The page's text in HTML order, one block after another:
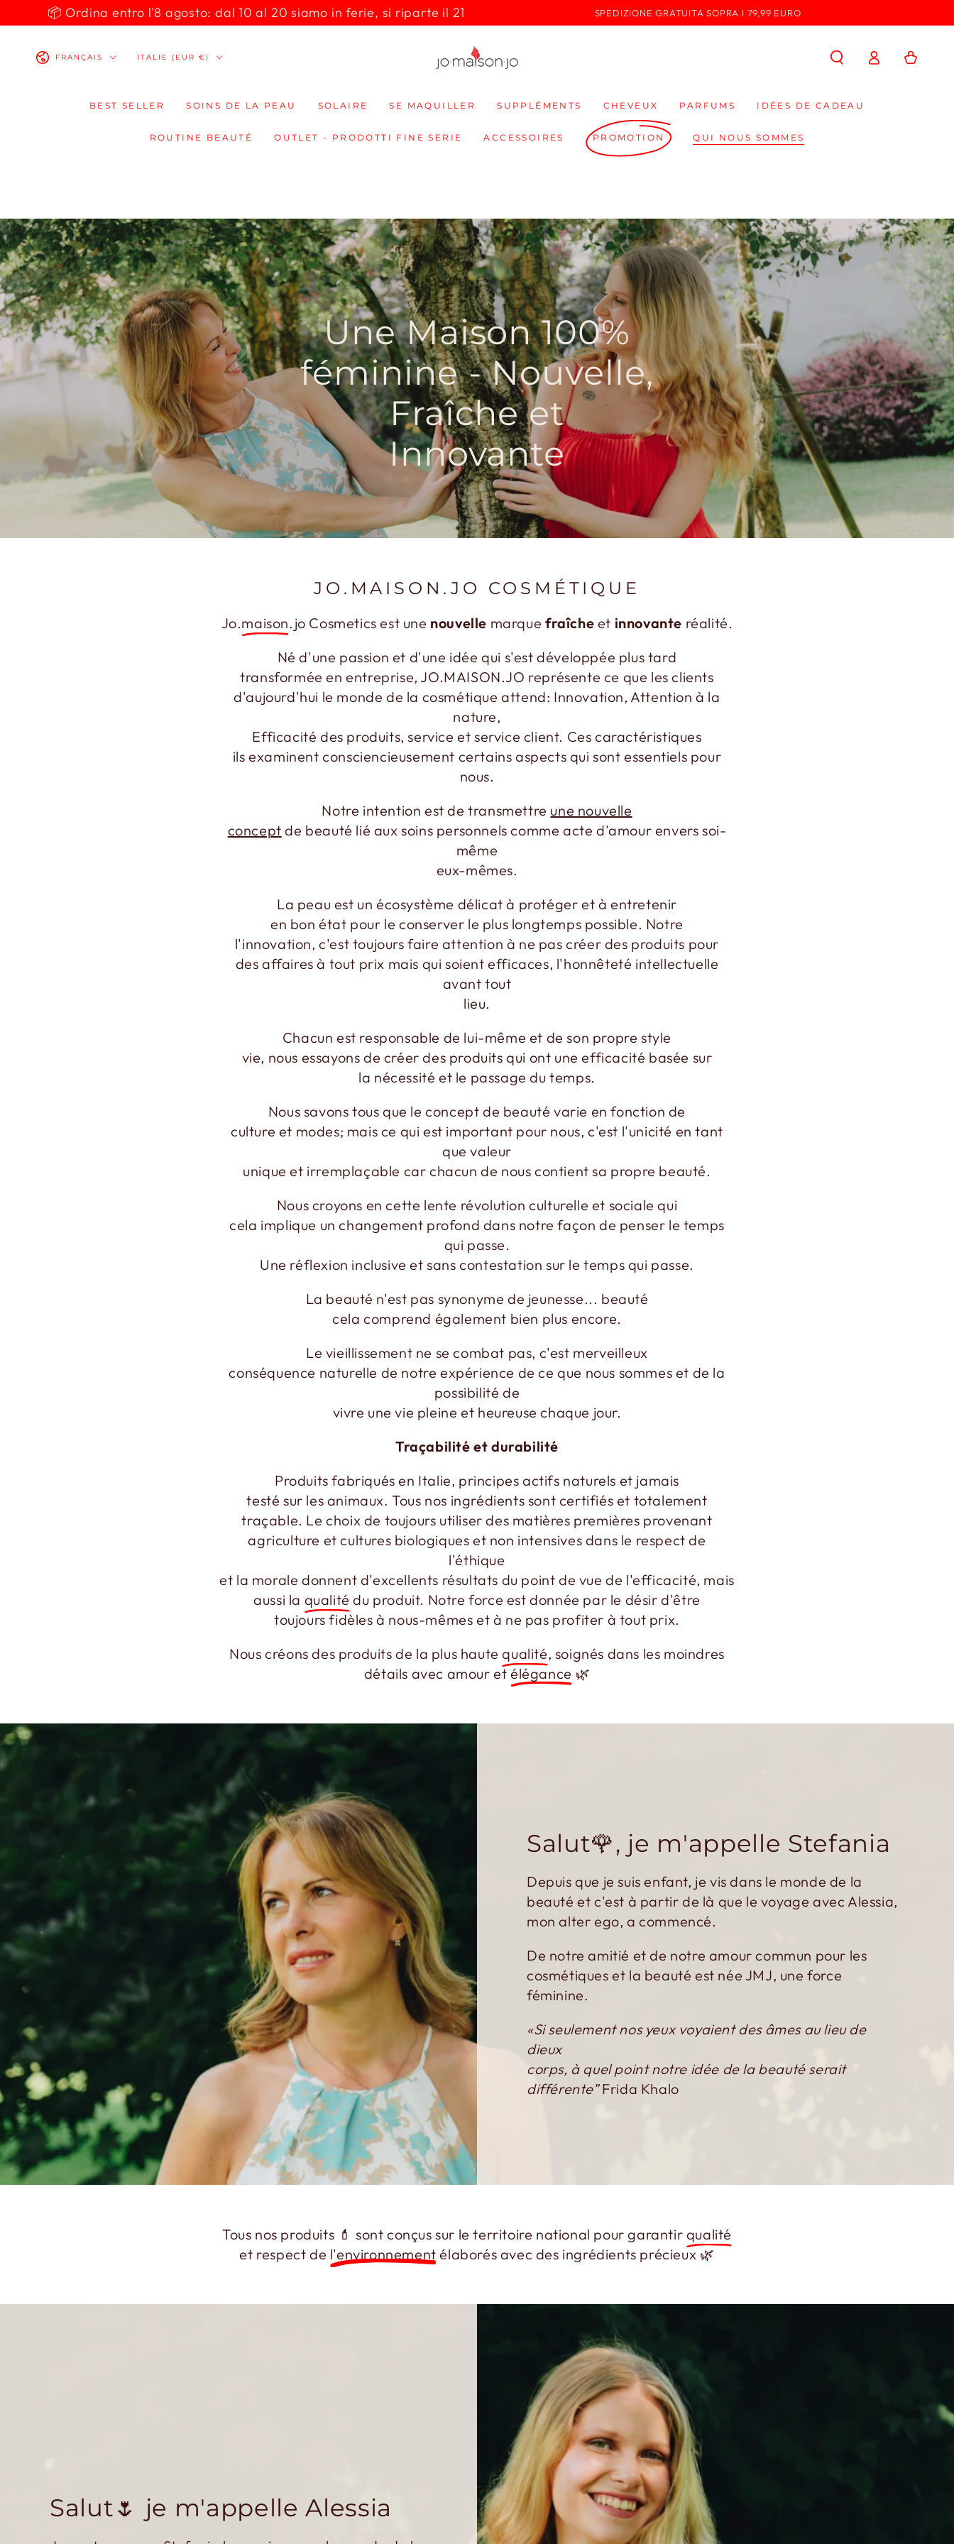
IGNORER LE
CONTENU📦 Ordina entro l'8 agosto: dal 10 al 20 siamo in ferie, si riparte il 21 SPEDIZIONE GRATUITA SOPRA I 79,99 EURO
LangueFRANÇAIS Pays/région
ITALIE (EUR €)
BEST SELLER SOINS DE LA PEAU SOLAIRE SE MAQUILLER SUPPLÉMENTS CHEVEUX PARFUMS IDÉES DE CADEAU
ROUTINE BEAUTÉ OUTLET - PRODOTTI FINE SERIE ACCESSOIRES PROMOTION QUI NOUS SOMMES
Connexion Panier
Une Maison 100%
féminine - Nouvelle,
Fraîche et
Innovante
JO.MAISON.JO COSMÉTIQUE
Jo.maison.jo Cosmetics est une nouvelle marque fraîche et innovante réalité.
Né d'une passion et d'une idée qui s'est développée plus tard
transformée en entreprise, JO.MAISON.JO représente ce que les clients
d'aujourd'hui le monde de la cosmétique attend: Innovation, Attention à la
nature,
Efficacité des produits, service et service client. Ces caractéristiques
ils examinent consciencieusement certains aspects qui sont essentiels pour
nous.
Notre intention est de transmettre une nouvelle
concept de beauté lié aux soins personnels comme acte d'amour envers soi-
même
eux-mêmes.
La peau est un écosystème délicat à protéger et à entretenir
en bon état pour le conserver le plus longtemps possible. Notre
l'innovation, c'est toujours faire attention à ne pas créer des produits pour
des affaires à tout prix mais qui soient efficaces, l'honnêteté intellectuelle
avant tout
lieu.
Chacun est responsable de lui-même et de son propre style
vie, nous essayons de créer des produits qui ont une efficacité basée sur
la nécessité et le passage du temps.
Nous savons tous que le concept de beauté varie en fonction de
culture et modes; mais ce qui est important pour nous, c'est l'unicité en tant
que valeur
unique et irremplaçable car chacun de nous contient sa propre beauté.
Nous croyons en cette lente révolution culturelle et sociale qui
cela implique un changement profond dans notre façon de penser le temps
qui passe.
Une réflexion inclusive et sans contestation sur le temps qui passe.
La beauté n'est pas synonyme de jeunesse... beauté
cela comprend également bien plus encore.
Le vieillissement ne se combat pas, c'est merveilleux
conséquence naturelle de notre expérience de ce que nous sommes et de la
possibilité de
vivre une vie pleine et heureuse chaque jour.
Traçabilité et durabilité
Produits fabriqués en Italie, principes actifs naturels et jamais
testé sur les animaux. Tous nos ingrédients sont certifiés et totalement
traçable. Le choix de toujours utiliser des matières premières provenant
agriculture et cultures biologiques et non intensives dans le respect de
l'éthique
et la morale donnent d'excellents résultats du point de vue de l'efficacité, mais
aussi la qualité du produit. Notre force est donnée par le désir d'être
toujours fidèles à nous-mêmes et à ne pas profiter à tout prix.
Nous créons des produits de la plus hautequalité, soignés dans les moindres
détails avec amour etélégance 🌿
Salut🌹, je m'appelle Stefania
Depuis que je suis enfant, je vis dans le monde de la
beauté et c'est à partir de là que le voyage avec Alessia,
mon alter ego, a commencé.
De notre amitié et de notre amour commun pour les
cosmétiques et la beauté est née JMJ, une force
féminine.
«Si seulement nos yeux voyaient des âmes au lieu de
dieux
corps, à quel point notre idée de la beauté serait
différente”Frida Khalo
Tous nos produits 💄 sont conçus sur le territoire national pour garantir qualité
et respect de l'environnement élaborés avec des ingrédients précieux 🌿
Salut🌷 je m'appelle Alessia